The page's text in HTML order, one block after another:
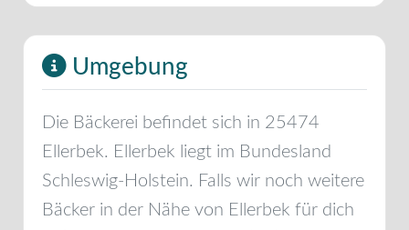
Umgebung
Die Bäckerei befindet sich in 25474
Ellerbek. Ellerbek liegt im Bundesland
Schleswig-Holstein. Falls wir noch weitere
Bäcker in der Nähe von Ellerbek für dich